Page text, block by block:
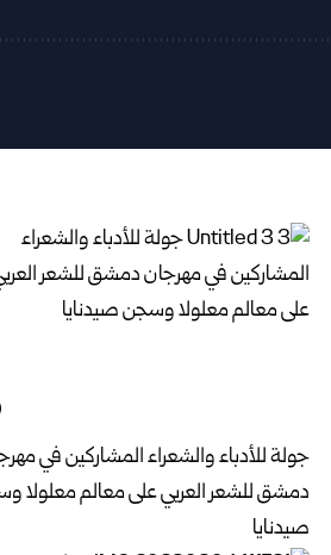
جولة للأدباء والشعراء المشاركين في
دمشق للشعر العربي على معالم معلولا
صيدنايا